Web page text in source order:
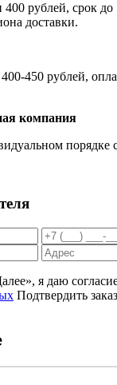
400 рублей, срок до
доставки.
450 рублей,
компания
порядке
я даю
Подтвердить заказ